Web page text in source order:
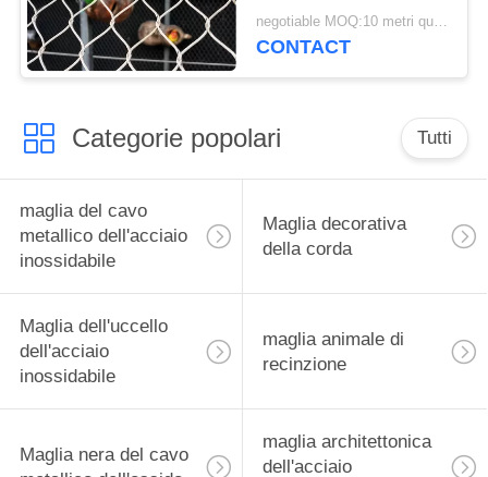
tessuto flessibile
dell'uccello dell'acciaio
negotiable MOQ:10 metri quadrati
CONTACT
Categorie popolari Tutti
maglia del cavo
metallico dell'acciaio
inossidabile
Maglia decorativa
della corda
Maglia dell'uccello
dell'acciaio
inossidabile
maglia animale di
recinzione
Maglia nera del cavo
maglia architettonica
dell'acciaio